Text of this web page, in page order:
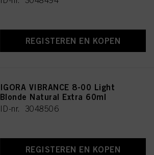
REGISTEREN EN KOPEN
IGORA VIBRANCE 8-00 Light
Blonde Natural Extra 60ml
ID-nr. 3048506
REGISTEREN EN KOPEN